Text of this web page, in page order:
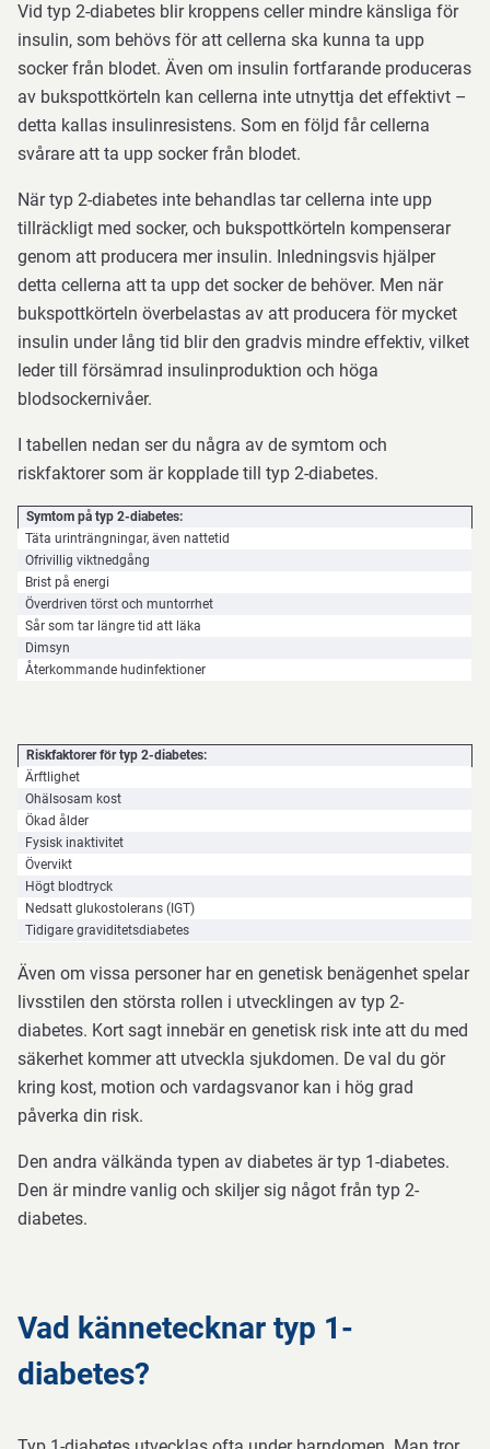
Vid typ 2-diabetes blir kroppens celler mindre känsliga för
insulin, som behövs för att cellerna ska kunna ta upp
socker från blodet. Även om insulin fortfarande produceras
av bukspottkörteln kan cellerna inte utnyttja det effektivt –
detta kallas insulinresistens. Som en följd får cellerna
svårare att ta upp socker från blodet.
När typ 2-diabetes inte behandlas tar cellerna inte upp
tillräckligt med socker, och bukspottkörteln kompenserar
genom att producera mer insulin. Inledningsvis hjälper
detta cellerna att ta upp det socker de behöver. Men när
bukspottkörteln överbelastas av att producera för mycket
insulin under lång tid blir den gradvis mindre effektiv, vilket
leder till försämrad insulinproduktion och höga
blodsockernivåer.
I tabellen nedan ser du några av de symtom och
riskfaktorer som är kopplade till typ 2-diabetes.
Symtom på typ 2-diabetes:
Täta urinträngningar, även nattetid
Ofrivillig viktnedgång
Brist på energi
Överdriven törst och muntorrhet
Sår som tar längre tid att läka
Dimsyn
Återkommande hudinfektioner
Riskfaktorer för typ 2-diabetes:
Ärftlighet
Ohälsosam kost
Ökad ålder
Fysisk inaktivitet
Övervikt
Högt blodtryck
Nedsatt glukostolerans (IGT)
Tidigare graviditetsdiabetes
Även om vissa personer har en genetisk benägenhet spelar
livsstilen den största rollen i utvecklingen av typ 2-
diabetes. Kort sagt innebär en genetisk risk inte att du med
säkerhet kommer att utveckla sjukdomen. De val du gör
kring kost, motion och vardagsvanor kan i hög grad
påverka din risk.
Den andra välkända typen av diabetes är typ 1-diabetes.
Den är mindre vanlig och skiljer sig något från typ 2-
diabetes.
Vad kännetecknar typ 1-
diabetes?